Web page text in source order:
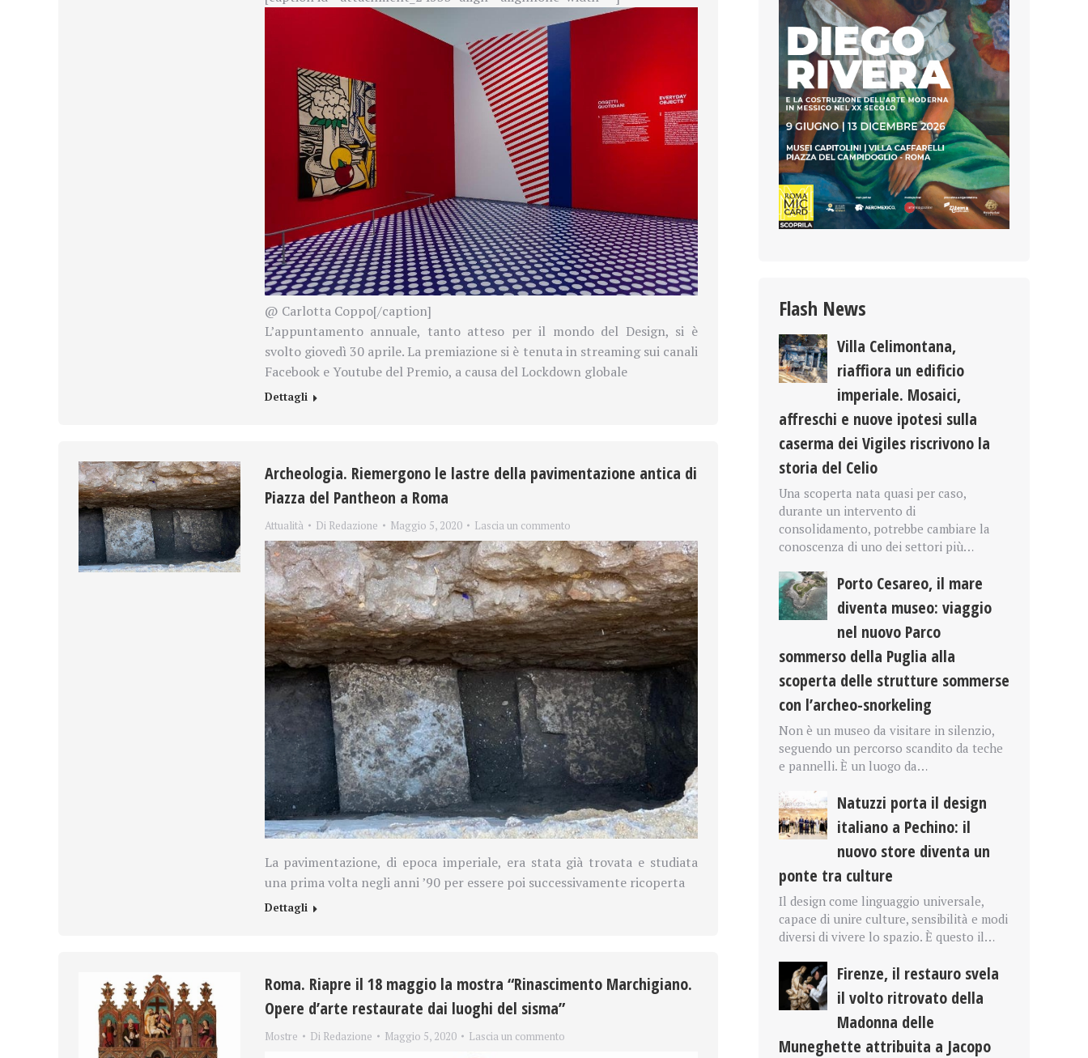
@ Carlotta Coppo[/caption]
L’appuntamento annuale, tanto atteso per il mondo del Design, si è
svolto giovedì 30 aprile. La premiazione si è tenuta in streaming sui canali
Facebook e Youtube del Premio, a causa del Lockdown globale
Dettagli
Archeologia. Riemergono le lastre della pavimentazione antica di
Piazza del Pantheon a Roma
Attualità Di Redazione Maggio 5, 2020 Lascia un commento
La pavimentazione, di epoca imperiale, era stata già trovata e studiata
una prima volta negli anni ’90 per essere poi successivamente ricoperta
Dettagli
Roma. Riapre il 18 maggio la mostra “Rinascimento Marchigiano.
Opere d’arte restaurate dai luoghi del sisma”
Mostre Di Redazione Maggio 5, 2020 Lascia un commento
Flash News
Villa Celimontana,
riaffiora un edificio
imperiale. Mosaici,
affreschi e nuove ipotesi sulla
caserma dei Vigiles riscrivono la
storia del Celio
Una scoperta nata quasi per caso,
durante un intervento di
consolidamento, potrebbe cambiare la
conoscenza di uno dei settori più…
Porto Cesareo, il mare
diventa museo: viaggio
nel nuovo Parco
sommerso della Puglia alla
scoperta delle strutture sommerse
con l’archeo-snorkeling
Non è un museo da visitare in silenzio,
seguendo un percorso scandito da teche
e pannelli. È un luogo da…
Natuzzi porta il design
italiano a Pechino: il
nuovo store diventa un
ponte tra culture
Il design come linguaggio universale,
capace di unire culture, sensibilità e modi
diversi di vivere lo spazio. È questo il…
Firenze, il restauro svela
il volto ritrovato della
Madonna delle
Muneghette attribuita a Jacopo